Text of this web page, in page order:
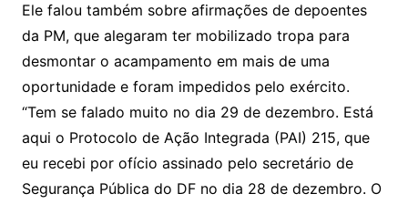
Ele falou também sobre afirmações de depoentes
da PM, que alegaram ter mobilizado tropa para
desmontar o acampamento em mais de uma
oportunidade e foram impedidos pelo exército.
“Tem se falado muito no dia 29 de dezembro. Está
aqui o Protocolo de Ação Integrada (PAI) 215, que
eu recebi por ofício assinado pelo secretário de
Segurança Pública do DF no dia 28 de dezembro. O